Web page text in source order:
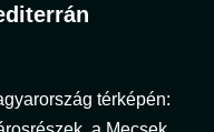
térképén: